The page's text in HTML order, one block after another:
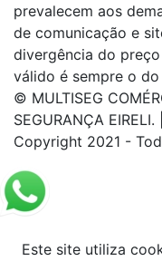
prevalecem aos
de comunicação e
divergência do
válido é sempre o
© MULTISEG
SEGURANÇA
Copyright 2021 -
Este site utiliza